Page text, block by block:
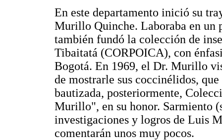
En este departamento inició su
Murillo Quinche. Laboraba en un
también fundó la colección de
Tibaitatá (CORPOICA), con
Bogotá. En 1969, el Dr. Murillo
de mostrarle sus coccinélidos,
bautizada, posteriormente,
Murillo", en su honor. Sarmiento
investigaciones y logros de Luis
comentarán unos muy pocos.